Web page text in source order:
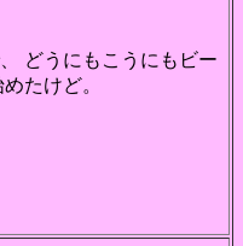
どうにもこうにもビー
たけど。